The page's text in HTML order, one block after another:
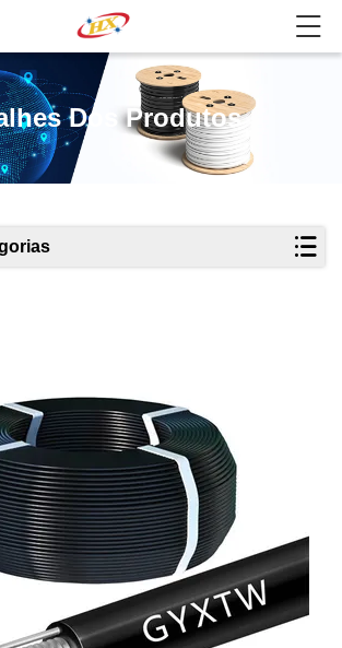
Dos Produtos